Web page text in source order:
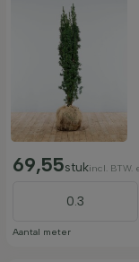
69,55stukincl.
Aantal meter